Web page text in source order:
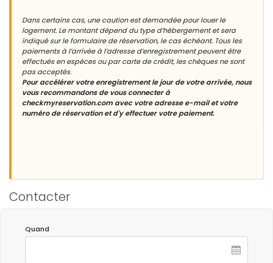
Dans certains cas, une caution est demandée pour louer le
logement. Le montant dépend du type d’hébergement et sera
indiqué sur le formulaire de réservation, le cas échéant. Tous les
paiements à l’arrivée à l’adresse d’enregistrement peuvent être
effectués en espèces ou par carte de crédit, les chèques ne sont
pas acceptés.
Pour accélérer votre enregistrement le jour de votre arrivée, nous
vous recommandons de vous connecter à
checkmyreservation.com avec votre adresse e-mail et votre
numéro de réservation et d'y effectuer votre paiement.
Contacter
Quand